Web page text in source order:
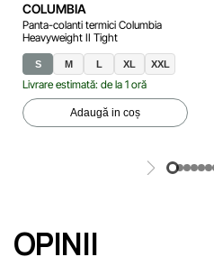
COLUMBIA
Panta-colanti termici Columbia
Heavyweight II Tight
S M L XL XXL
Livrare estimată: de la 1 oră
Adaugă in coș
OPINII